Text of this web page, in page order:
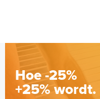
Hoe -25%
+25% wordt.